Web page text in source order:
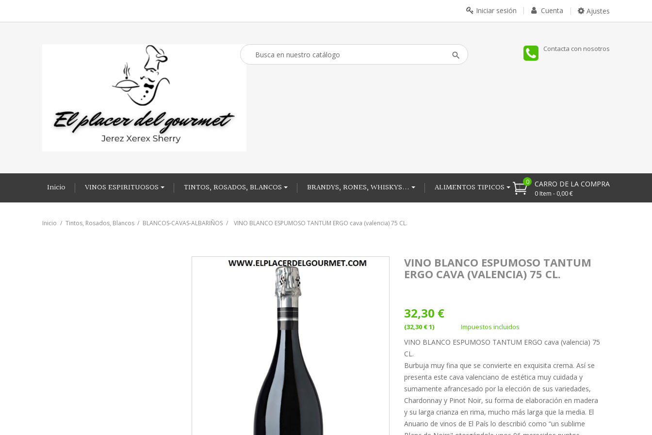
Ajustes
Cuenta
Iniciar sesión
Contacta con nosotros
CARRO DE LA COMPRA
0 Item - 0,00 €
0
Inicio VINOS ESPIRITUOSOS TINTOS, ROSADOS, BLANCOS BRANDYS, RONES, WHISKYS... ALIMENTOS TIPICOS
Inicio Tintos, Rosados, Blancos BLANCOS-CAVAS-ALBARIÑOS VINO BLANCO ESPUMOSO TANTUM ERGO cava (valencia) 75 CL.
VINO BLANCO ESPUMOSO TANTUM
ERGO CAVA (VALENCIA) 75 CL.
32,30 €
(32,30 € 1) Impuestos incluidos
VINO BLANCO ESPUMOSO TANTUM ERGO cava (valencia) 75
CL.
Burbuja muy fina que se convierte en exquisita crema. Así se
presenta este cava valenciano de estética muy cuidada y
sumamente afrancesado por la elección de sus variedades,
Chardonnay y Pinot Noir, su forma de elaboración en madera
y su larga crianza en rima, mucho más larga que la media. El
Anuario de vinos de El País lo describió como “un sublime